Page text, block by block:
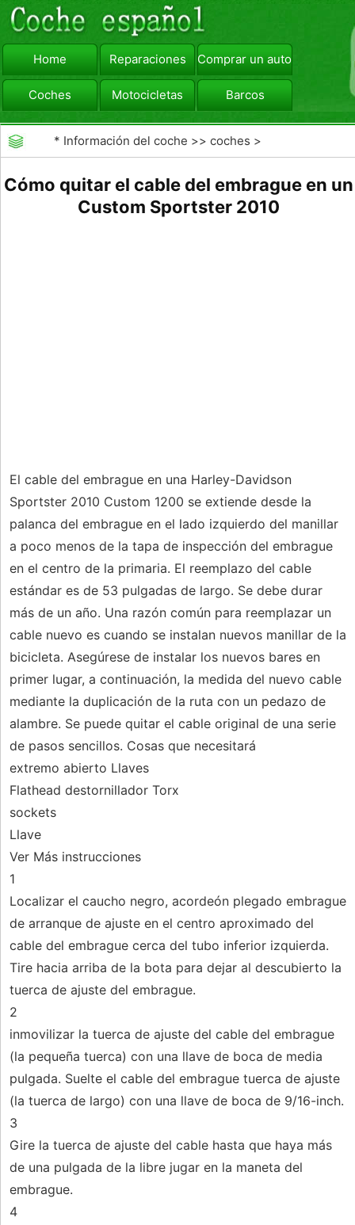
Home Reparaciones Comprar un automóvil
Coches Motocicletas Barcos
viajar Camiones
* Información del coche >>coches >
Cómo quitar el cable del embrague en un
Custom Sportster 2010
El cable del embrague en una Harley-Davidson
Sportster 2010 Custom 1200 se extiende desde la
palanca del embrague en el lado izquierdo del manillar
a poco menos de la tapa de inspección del embrague
en el centro de la primaria. El reemplazo del cable
estándar es de 53 pulgadas de largo. Se debe durar
más de un año. Una razón común para reemplazar un
cable nuevo es cuando se instalan nuevos manillar de la
bicicleta. Asegúrese de instalar los nuevos bares en
primer lugar, a continuación, la medida del nuevo cable
mediante la duplicación de la ruta con un pedazo de
alambre. Se puede quitar el cable original de una serie
de pasos sencillos. Cosas que necesitará
extremo abierto Llaves
Flathead destornillador Torx
sockets
Llave
Ver Más instrucciones
1
Localizar el caucho negro, acordeón plegado embrague
de arranque de ajuste en el centro aproximado del
cable del embrague cerca del tubo inferior izquierda.
Tire hacia arriba de la bota para dejar al descubierto la
tuerca de ajuste del embrague.
2
inmovilizar la tuerca de ajuste del cable del embrague
(la pequeña tuerca) con una llave de boca de media
pulgada. Suelte el cable del embrague tuerca de ajuste
(la tuerca de largo) con una llave de boca de 9/16-inch.
3
Gire la tuerca de ajuste del cable hasta que haya más
de una pulgada de la libre jugar en la maneta del
embrague.
4